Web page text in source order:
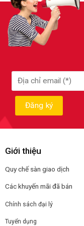
Giới thiệu
Quy chế sàn giao dịch
Các khuyến mãi đã bán
Chính sách đại lý
Tuyển dụng